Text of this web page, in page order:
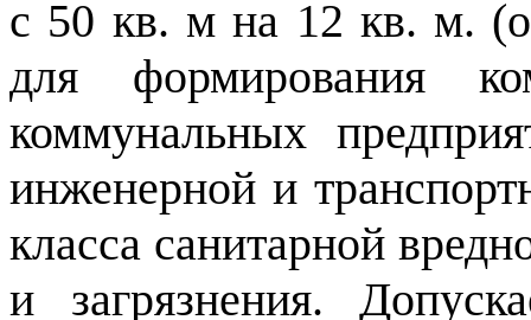
с 50 кв. м на 12 кв. м. (
для формирования
коммунальных
инженерной и
класса санитарной
и загрязнения.